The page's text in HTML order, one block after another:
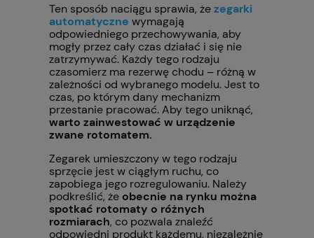
Ten sposób naciągu sprawia, żezegarki
automatyczne wymagają
odpowiedniego przechowywania, aby
mogły przez cały czas działać i się nie
zatrzymywać. Każdy tego rodzaju
czasomierz ma rezerwę chodu – różną w
zależności od wybranego modelu. Jest to
czas, po którym dany mechanizm
przestanie pracować. Aby tego uniknąć,
warto zainwestować w urządzenie
zwane rotomatem.
Zegarek umieszczony w tego rodzaju
sprzęcie jest w ciągłym ruchu, co
zapobiega jego rozregulowaniu. Należy
podkreślić, że obecnie na rynku można
spotkać rotomaty o różnych
rozmiarach, co pozwala znaleźć
odpowiedni produkt każdemu, niezależnie